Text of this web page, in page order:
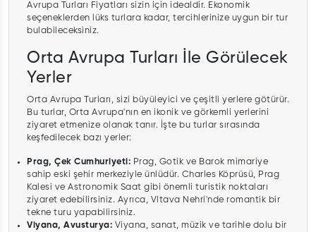
Avrupa Turları Fiyatları sizin için idealdir. Ekonomik
seçeneklerden lüks turlara kadar, tercihlerinize uygun bir tur
bulabileceksiniz.
Orta Avrupa Turları İle Görülecek
Yerler
Orta Avrupa Turları, sizi büyüleyici ve çeşitli yerlere götürür.
Bu turlar, Orta Avrupa'nın en ikonik ve görkemli yerlerini
ziyaret etmenize olanak tanır. İşte bu turlar sırasında
keşfedilecek bazı yerler:
Prag, Çek Cumhuriyeti: Prag, Gotik ve Barok mimariye
sahip eski şehir merkeziyle ünlüdür. Charles Köprüsü, Prag
Kalesi ve Astronomik Saat gibi önemli turistik noktaları
ziyaret edebilirsiniz. Ayrıca, Vltava Nehri'nde romantik bir
tekne turu yapabilirsiniz.
Viyana, Avusturya: Viyana, sanat, müzik ve tarihle dolu bir